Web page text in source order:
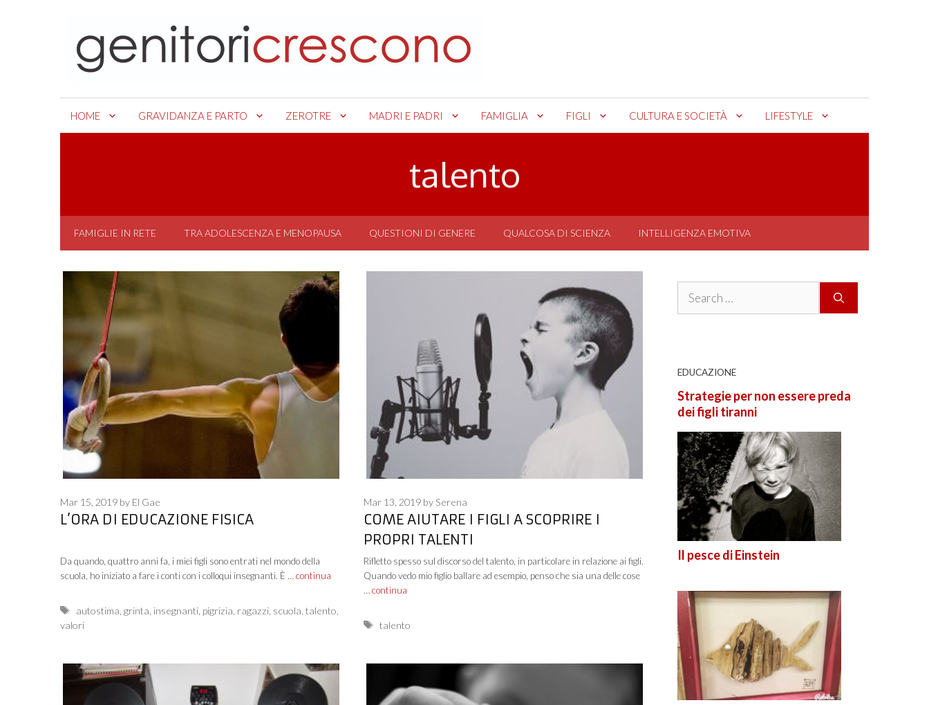
HOME GRAVIDANZA E PARTO ZEROTRE MADRI E PADRI FAMIGLIA FIGLI CULTURA E SOCIETÀ LIFESTYLE
talento
FAMIGLIE IN RETE TRA ADOLESCENZA E MENOPAUSA QUESTIONI DI GENERE QUALCOSA DI SCIENZA INTELLIGENZA EMOTIVA
L’ORA DI EDUCAZIONE FISICA
Mar 15, 2019 by El Gae
Da quando, quattro anni fa, i miei figli sono entrati nel mondo della
scuola, ho iniziato a fare i conti con i colloqui insegnanti. È … continua
Tags
autostima ,grinta insegnanti pigrizia ragazzi scuola ,talento
valori
COME AIUTARE I FIGLI A SCOPRIRE I
PROPRI TALENTI
Mar 13, 2019 by Serena
Rifletto spesso sul discorso del talento, in particolare in relazione ai figli.
Quando vedo mio figlio ballare ad esempio, penso che sia una delle cose
… continua
Tags
talento
Search
EDUCAZIONE
Strategie per non essere preda
dei figli tiranni
Il pesce di Einstein